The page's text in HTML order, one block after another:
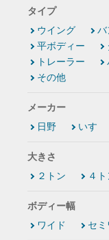
タイプ
ウイング
バ
平ボディー
トレーラー
その他
メーカー
日野
いすゞ
大きさ
２トン
４ト
ボディー幅
ワイド
セミ